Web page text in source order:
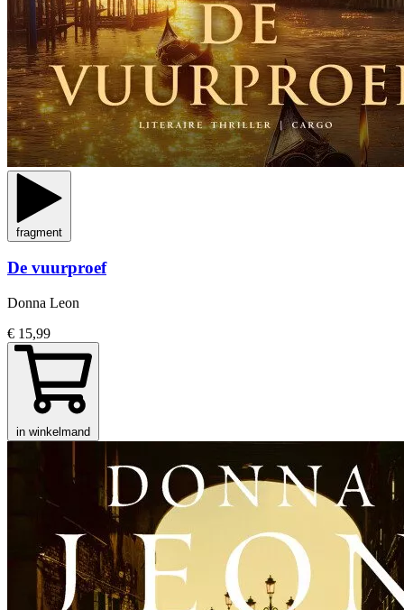
fragment
De vuurproef
Donna Leon
€ 15,99
in winkelmand